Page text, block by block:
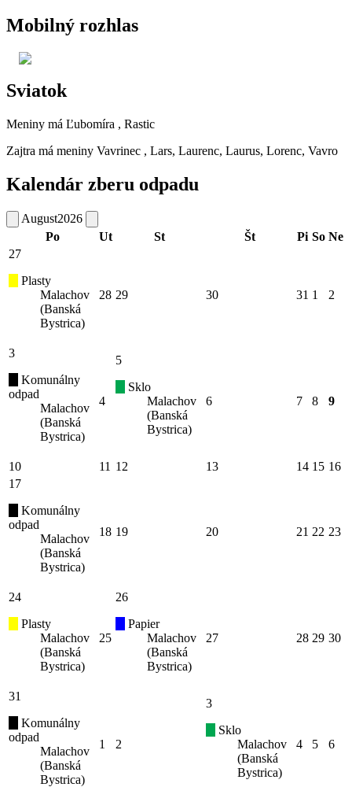
Mobilný rozhlas
Sviatok
Meniny má Ľubomíra , Rastic
Zajtra má meniny Vavrinec , Lars, Laurenc, Laurus, Lorenc, Vavro
Kalendár zberu odpadu
August2026
Po
Ut St Št Pi So Ne
27
Plasty
Malachov
(Banská
Bystrica)
28 29 30 31 1 2
3
Komunálny
odpad
Malachov
(Banská
Bystrica)
4
5
Sklo
Malachov
(Banská
Bystrica)
6 7 8 9
10 11 12 13 14 15 16
17
Komunálny
odpad
Malachov
(Banská
Bystrica)
18 19 20 21 22 23
24
Plasty
Malachov
(Banská
Bystrica)
25
26
Papier
Malachov
(Banská
Bystrica)
27 28 29 30
31
Komunálny
odpad
Malachov
(Banská
Bystrica)
1 2
3
Sklo
Malachov
(Banská
Bystrica)
4 5 6